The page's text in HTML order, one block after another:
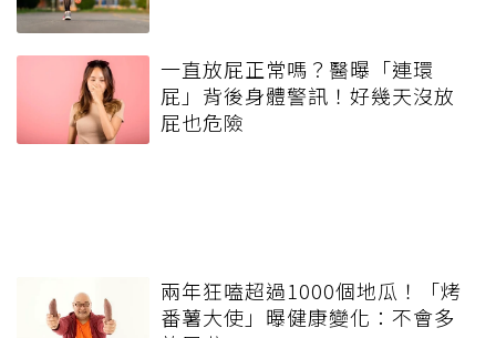
一直放屁正常嗎？醫曝「連環
屁」背後身體警訊！好幾天沒放
屁也危險
兩年狂嗑超過1000個地瓜！「烤
番薯大使」曝健康變化：不會多